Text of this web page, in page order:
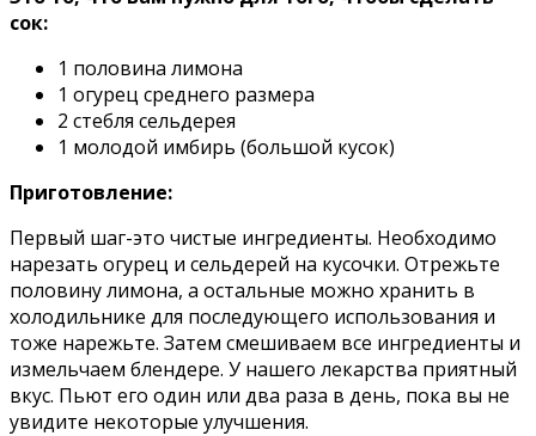
сок:
1 половина лимона
1 огурец среднего размера
2 стебля сельдерея
1 молодой имбирь (большой кусок)
Приготовление:
Первый шаг-это чистые ингредиенты. Необходимо
нарезать огурец и сельдерей на кусочки. Отрежьте
половину лимона, а остальные можно хранить в
холодильнике для последующего использования и
тоже нарежьте. Затем смешиваем все ингредиенты и
измельчаем блендере. У нашего лекарства приятный
вкус. Пьют его один или два раза в день, пока вы не
увидите некоторые улучшения.